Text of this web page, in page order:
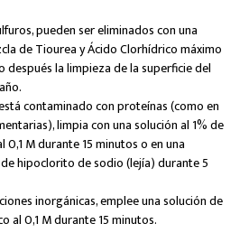
pueden ser eliminados con una
de Tiourea y Ácido Clorhídrico máximo
después la limpieza de la superficie del
contaminado con proteínas (como en
limpia con una solución al 1% de
0,1 M durante 15 minutos o en una
hipoclorito de sodio (lejía) durante 5
inorgánicas, emplee una solución de
al 0,1 M durante 15 minutos.